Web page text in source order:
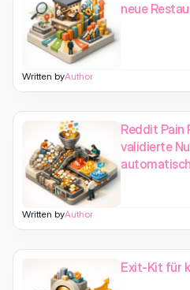
neue
Written byAuthor
Reddit
validierte
automatisch
Written byAuthor
Exit-Kit für